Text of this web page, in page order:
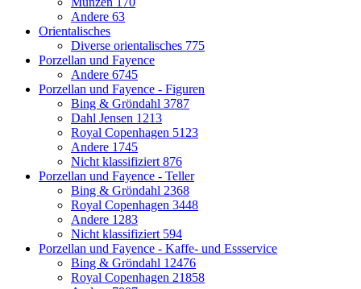
Andere 63
Orientalisches
Diverse orientalisches 775
Porzellan und Fayence
Andere 6745
Porzellan und Fayence - Figuren
Bing & Gröndahl 3787
Dahl Jensen 1213
Royal Copenhagen 5123
Andere 1745
Nicht klassifiziert 876
Porzellan und Fayence - Teller
Bing & Gröndahl 2368
Royal Copenhagen 3448
Andere 1283
Nicht klassifiziert 594
Porzellan und Fayence - Kaffe- und Essservice
Bing & Gröndahl 12476
Royal Copenhagen 21858